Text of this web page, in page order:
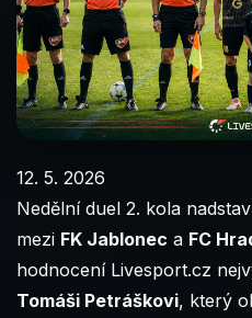
12. 5. 2026
Nedělní duel 2. kola
mezi FK Jablonec a FC
hodnocení Livesport.cz
Tomáši Petráškovi, který